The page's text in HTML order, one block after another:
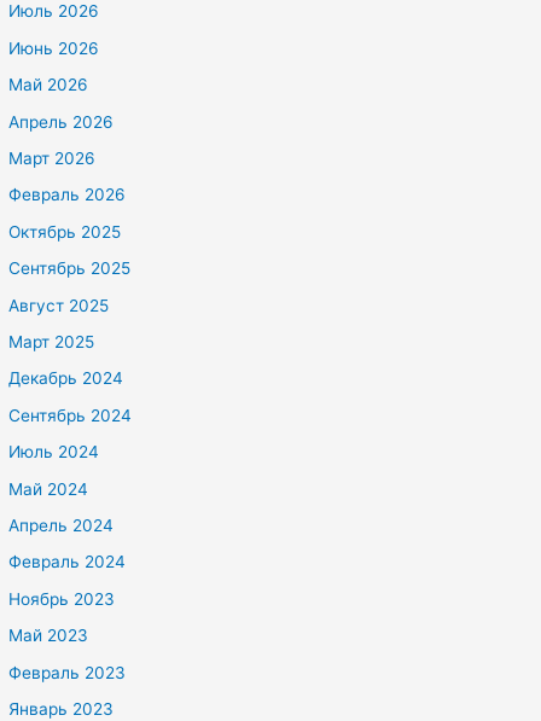
Июль 2026
Июнь 2026
Май 2026
Апрель 2026
Март 2026
Февраль 2026
Октябрь 2025
Сентябрь 2025
Август 2025
Март 2025
Декабрь 2024
Сентябрь 2024
Июль 2024
Май 2024
Апрель 2024
Февраль 2024
Ноябрь 2023
Май 2023
Февраль 2023
Январь 2023